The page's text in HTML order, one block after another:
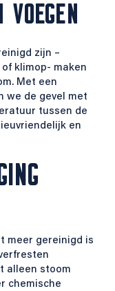
zijn –
klimop- maken
Met een
we de gevel met
tussen de
en
meer gereinigd is
alleen stoom
chemische